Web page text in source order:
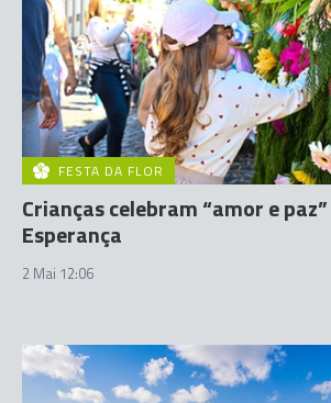
FESTA DA FLOR
Crianças celebram “amor e
Esperança
2 Mai 12:06